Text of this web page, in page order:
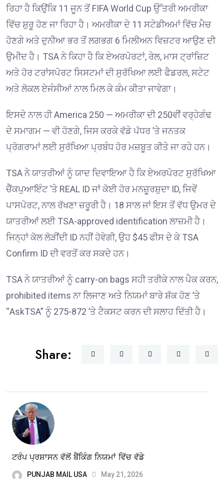
ਰਿਹਾ ਹੈ ਕਿਉਂਕਿ 11 ਜੂਨ ਤੋਂ FIFA World Cup ਉੱਤਰੀ ਅਮਰੀਕਾ
ਵਿੱਚ ਸ਼ੁਰੂ ਹੋਣ ਜਾ ਰਿਹਾ ਹੈ। ਅਮਰੀਕਾ ਦੇ 11 ਸਟੇਡੀਅਮਾਂ ਵਿੱਚ ਮੈਚ
ਹੋਣਗੇ ਅਤੇ ਦੁਨੀਆ ਭਰ ਤੋਂ ਲਗਭਗ 6 ਮਿਲੀਅਨ ਵਿਜ਼ਟਰ ਆਉਣ ਦੀ
ਉਮੀਦ ਹੈ। TSA ਨੇ ਕਿਹਾ ਹੈ ਕਿ ਏਅਰਪੋਰਟਾਂ, ਰੇਲ, ਮਾਸ ਟ੍ਰਾਂਜ਼ਿਟ
ਅਤੇ ਹੋਰ ਟਰਾਂਸਪੋਰਟ ਸਿਸਟਮਾਂ ਦੀ ਸੁਰੱਖਿਆ ਲਈ ਫੈਡਰਲ, ਸਟੇਟ
ਅਤੇ ਲੋਕਲ ਏਜੰਸੀਆਂ ਨਾਲ ਮਿਲ ਕੇ ਕੰਮ ਕੀਤਾ ਜਾਵੇਗਾ।
ਇਸਦੇ ਨਾਲ ਹੀ America 250 — ਅਮਰੀਕਾ ਦੀ 250ਵੀਂ ਵਰ੍ਹੇਗੰਢ
ਦੇ ਸਮਾਗਮ — ਵੀ ਹੋਣਗੇ, ਜਿਸ ਕਰਕੇ ਵੱਡੇ ਪੱਧਰ ’ਤੇ ਜਨਤਕ
ਪ੍ਰੋਗਰਾਮਾਂ ਲਈ ਸੁਰੱਖਿਆ ਪ੍ਰਬੰਧ ਹੋਰ ਮਜ਼ਬੂਤ ਕੀਤੇ ਜਾ ਰਹੇ ਹਨ।
TSA ਨੇ ਯਾਤਰੀਆਂ ਨੂੰ ਯਾਦ ਦਿਵਾਇਆ ਹੈ ਕਿ ਏਅਰਪੋਰਟ ਸੁਰੱਖਿਆ
ਚੈੱਕਪੁਆਇੰਟ ’ਤੇ REAL ID ਜਾਂ ਕੋਈ ਹੋਰ ਮਨਜ਼ੂਰਸ਼ੁਦਾ ID, ਜਿਵੇਂ
ਪਾਸਪੋਰਟ, ਨਾਲ ਰੱਖਣਾ ਜ਼ਰੂਰੀ ਹੈ। 18 ਸਾਲ ਜਾਂ ਇਸ ਤੋਂ ਵੱਧ ਉਮਰ ਦੇ
ਯਾਤਰੀਆਂ ਲਈ TSA-approved identification ਲਾਜ਼ਮੀ ਹੈ।
ਜਿਨ੍ਹਾਂ ਕੋਲ ਲੋੜੀਂਦੀ ID ਨਹੀਂ ਹੋਵੇਗੀ, ਉਹ $45 ਫੀਸ ਦੇ ਕੇ TSA
Confirm ID ਦੀ ਵਰਤੋਂ ਕਰ ਸਕਦੇ ਹਨ।
TSA ਨੇ ਯਾਤਰੀਆਂ ਨੂੰ carry-on bags ਸਹੀ ਤਰੀਕੇ ਨਾਲ ਪੈਕ ਕਰਨ,
prohibited items ਨਾ ਲਿਜਾਣ ਅਤੇ ਨਿਯਮਾਂ ਬਾਰੇ ਸ਼ੱਕ ਹੋਣ ’ਤੇ
“AskTSA” ਨੂੰ 275-872 ’ਤੇ ਟੈਕਸਟ ਕਰਨ ਦੀ ਸਲਾਹ ਦਿੱਤੀ ਹੈ।
Share:
ਟਰੰਪ ਪ੍ਰਸ਼ਾਸਨ ਵੱਲੋਂ ਬੈਂਕਿੰਗ ਨਿਯਮਾਂ ਵਿੱਚ ਵੱਡੇ
PUNJAB MAIL USA May 21, 2026